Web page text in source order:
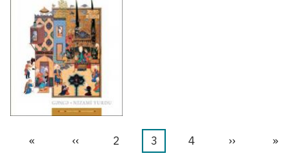
İlk
«
Önceki
‹‹ Sayfa
2
Şu
3 Sayfa
4
Sonraki
››
Last
»